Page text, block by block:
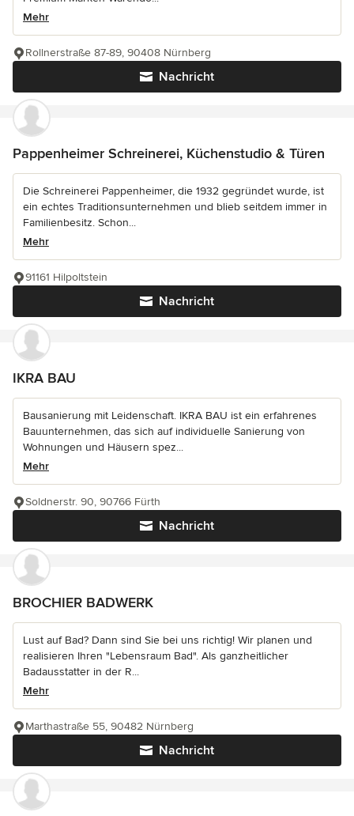
Mehr
Nachricht
Rollnerstraße 87-89, 90408 Nürnberg
Pappenheimer Schreinerei, Küchenstudio & Türen
Die Schreinerei Pappenheimer, die 1932 gegründet wurde, ist
ein echtes Traditionsunternehmen und blieb seitdem immer in
Familienbesitz. Schon...
Mehr
Nachricht
91161 Hilpoltstein
IKRA BAU
Bausanierung mit Leidenschaft. IKRA BAU ist ein erfahrenes
Bauunternehmen, das sich auf individuelle Sanierung von
Wohnungen und Häusern spez...
Mehr
Nachricht
Soldnerstr. 90, 90766 Fürth
BROCHIER BADWERK
Lust auf Bad? Dann sind Sie bei uns richtig! Wir planen und
realisieren Ihren "Lebensraum Bad". Als ganzheitlicher
Badausstatter in der R...
Mehr
Nachricht
Marthastraße 55, 90482 Nürnberg